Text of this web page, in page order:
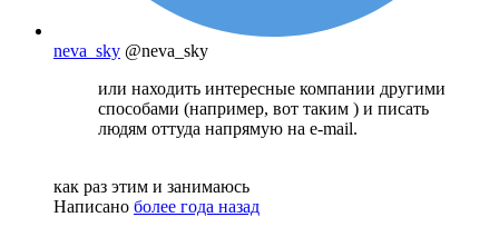
neva_sky @neva_sky
или находить интересные компании другими
способами (например, вот таким ) и писать
людям оттуда напрямую на e-mail.
как раз этим и занимаюсь
Написано более года назад